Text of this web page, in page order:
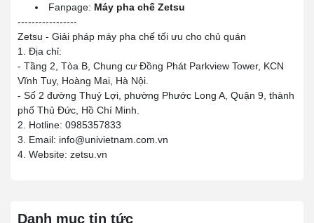
Fanpage: Máy pha chế Zetsu
-----------------
Zetsu - Giải pháp máy pha chế tối ưu cho chủ quán
1. Địa chỉ:
- Tầng 2, Tòa B, Chung cư Đồng Phát Parkview Tower, KCN
Vĩnh Tuy, Hoàng Mai, Hà Nội.
- Số 2 đường Thuỷ Lợi, phường Phước Long A, Quận 9, thành
phố Thủ Đức, Hồ Chí Minh.
2. Hotline: 0985357833
3. Email: info@univietnam.com.vn
4. Website: zetsu.vn
Danh mục tin tức